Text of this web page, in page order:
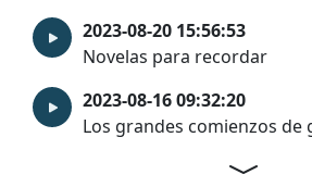
2023-08-20 15:56:53
Novelas para recordar
2023-08-16 09:32:20
Los grandes comienzos de